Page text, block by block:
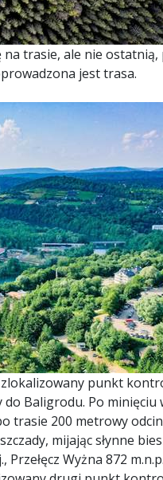
trasie, ale nie
jest trasa.
punkt
Baligrodu. Po
trasie 200 metrowy
mijając słynne
Wyżna 872